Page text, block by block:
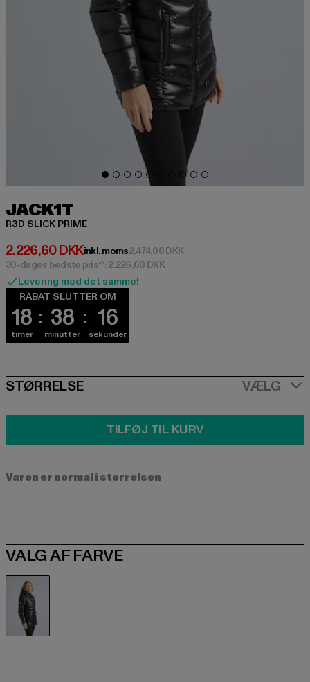
JACK1T
R3D SLICK PRIME
2.226,60 DKK
Nuværende pris: 2.226,60 DKK
inkl. moms2.474,00 DKKKampagnepris: 2.474,00 DKK
30-dages bedste pris**: 2.226,60 DKK
Levering med det samme!
RABAT SLUTTER OM
18
timer
38
minutter
16
sekunder
SIZE
STØRRELSE VÆLG
TILFØJ TIL KURV
Varen er normal i størrelsen
VALG AF FARVE